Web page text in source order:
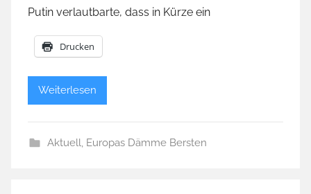
Putin verlautbarte, dass in Kürze ein
Drucken
Weiterlesen
Aktuell Europas Dämme Bersten